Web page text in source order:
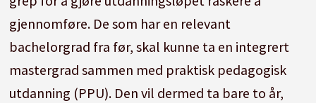
gjennomføre. De som har en relevant
bachelorgrad fra før, skal kunne ta en integrert
mastergrad sammen med praktisk pedagogisk
utdanning (PPU). Den vil dermed ta bare to år,